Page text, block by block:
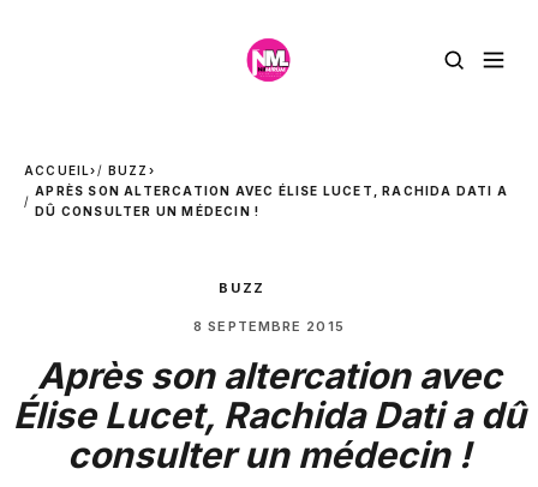
ACCUEIL› BUZZ ›
APRÈS SON ALTERCATION AVEC ÉLISE LUCET, RACHIDA DATI A
DÛ CONSULTER UN MÉDECIN !
BUZZ
8 SEPTEMBRE 2015
Après son altercation avec
Élise Lucet, Rachida Dati a dû
consulter un médecin !